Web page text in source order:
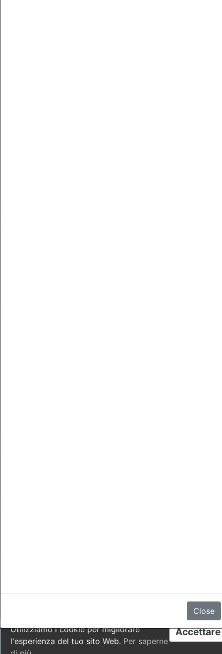
Close
Accettare
Utilizziamo i cookie per migliorare
l'esperienza del tuo sito Web. Per saperne